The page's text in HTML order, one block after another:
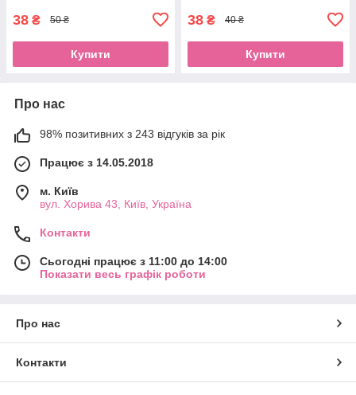
38 ₴ 50 ₴
Купити
38 ₴ 40 ₴
Купити
Про нас
98% позитивних з 243 відгуків за рік
Працює з 14.05.2018
м. Київ
вул. Хорива 43, Київ, Україна
Контакти
Сьогодні працює з 11:00 до 14:00
Показати весь графік роботи
Про нас
Контакти